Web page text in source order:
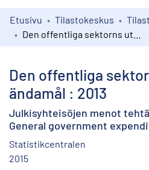
Kokoelmat
Etusivu Tilastokeskus
Den offentliga
ändamål : 2013
Julkisyhteisöjen menot
General government
Statistikcentralen
2015